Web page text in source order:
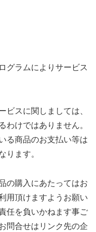
グラムによりサービス
ビスに関しましては、
わけではありません。
る商品のお支払い等は
ります。
の購入にあたってはお
用頂けますようお願い
任を負いかねます事ご
問合せはリンク先の企